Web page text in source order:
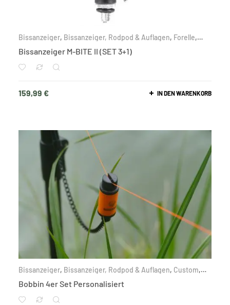
Bissanzeiger, Bissanzeiger, Rodpod & Auflagen, Forelle,
Bissanzeiger M-BITE II (SET 3+1)
159,99 € IN DEN WARENKORB
Bissanzeiger, Bissanzeiger, Rodpod & Auflagen, Custom,
Bobbin 4er Set Personalisiert